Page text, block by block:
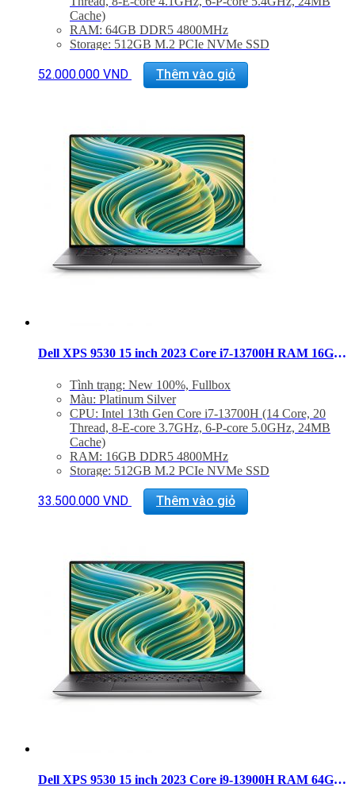
Cache)
RAM: 64GB DDR5 4800MHz
Storage: 512GB M.2 PCIe NVMe SSD
Non-Touch Anti-Glare 500-Nit Display
VGA: NVIDIA GeForce RTX 4060 6GB GDDR6
52.000.000 VND Thêm vào giỏ
Dell XPS 9530 15 inch 2023 Core i7-13700H RAM 16GB SSD 512GB FHD+
Tình trạng: New 100%, Fullbox
Màu: Platinum Silver
CPU: Intel 13th Gen Core i7-13700H (14 Core, 20
Thread, 8-E-core 3.7GHz, 6-P-core 5.0GHz, 24MB
Cache)
RAM: 16GB DDR5 4800MHz
Storage: 512GB M.2 PCIe NVMe SSD
Non-Touch Anti-Glare 500-Nit Display
VGA: Intel Arc™ A370M Graphics with 4GB
Trọng lượng: Từ 1.86Kg
33.500.000 VND Thêm vào giỏ
Dell XPS 9530 15 inch 2023 Core i9-13900H RAM 64GB SSD 4TB OLED Touch RTX 4070